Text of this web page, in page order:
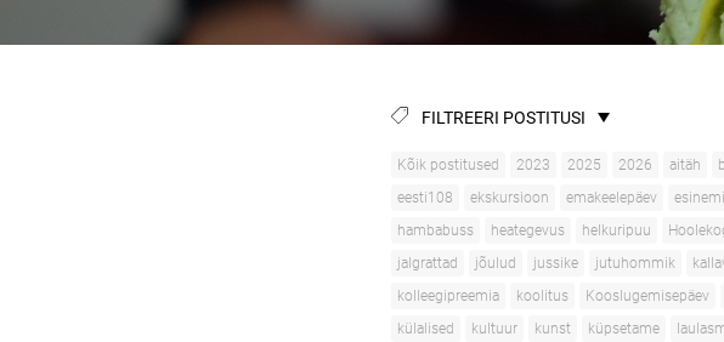
FILTREERI POSTITUSI
Kõik postitused 2023 2025 2026 aitäh
eesti108
ekskursioon emakeelepäev
hambabuss
heategevus helkuripuu
jalgrattad
jõulud jussike jutuhommik
kolleegipreemia
koolitus Kooslugemisepäev
külalised
kultuur kunst küpsetame